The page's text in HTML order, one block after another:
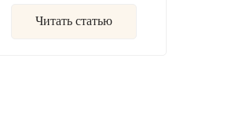
Читать статью